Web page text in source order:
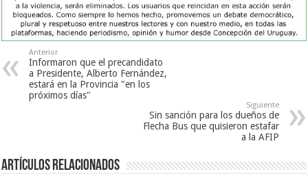
Anterior
Informaron que el precandidato
a Presidente, Alberto Fernández,
estará en la Provincia "en los
próximos días"
Siguiente
Sin sanción para los dueños de
Flecha Bus que quisieron estafar
a la AFIP
Artículos Relacionados